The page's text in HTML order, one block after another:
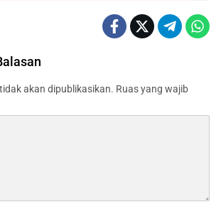
akan dipublikasikan. Ruas yang wajib